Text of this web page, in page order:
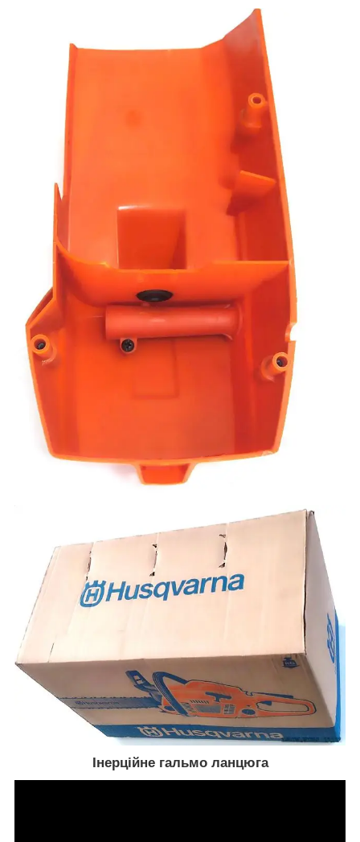
Інерційне гальмо ланцюга